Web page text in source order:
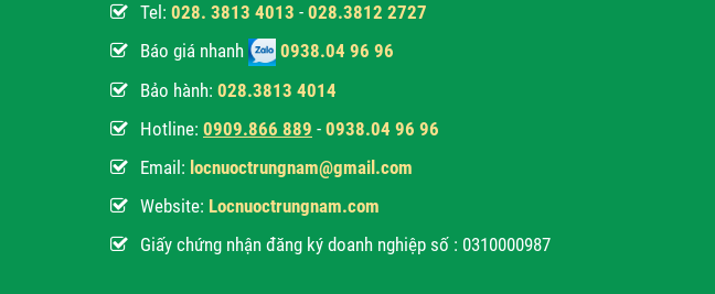
Tel: 028. 3813 4013 - 028.3812 2727
Báo giá nhanh
0938.04 96 96
Bảo hành: 028.3813 4014
Hotline: 0909.866 889 - 0938.04 96 96
Email: locnuoctrungnam@gmail.com
Website: Locnuoctrungnam.com
Giấy chứng nhận đăng ký doanh nghiệp số : 0310000987